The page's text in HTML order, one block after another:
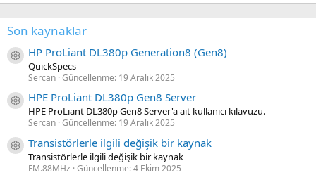
Son kaynaklar
Kaynak ikon/amblem
HP ProLiant DL380p Generation8 (Gen8)
QuickSpecs
Sercan Güncellenme: 19 Aralık 2025
Kaynak ikon/amblem
HPE ProLiant DL380p Gen8 Server
HPE ProLiant DL380p Gen8 Server'a ait kullanıcı kılavuzu.
Sercan Güncellenme: 19 Aralık 2025
Kaynak ikon/amblem
Transistörlerle ilgili değişik bir kaynak
Transistörlerle ilgili değişik bir kaynak
FM.88MHz Güncellenme:4 Ekim 2025